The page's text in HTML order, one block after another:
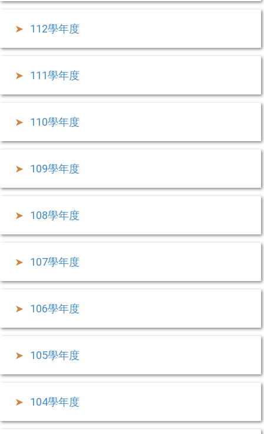
112學年度
111學年度
110學年度
109學年度
108學年度
107學年度
106學年度
105學年度
104學年度